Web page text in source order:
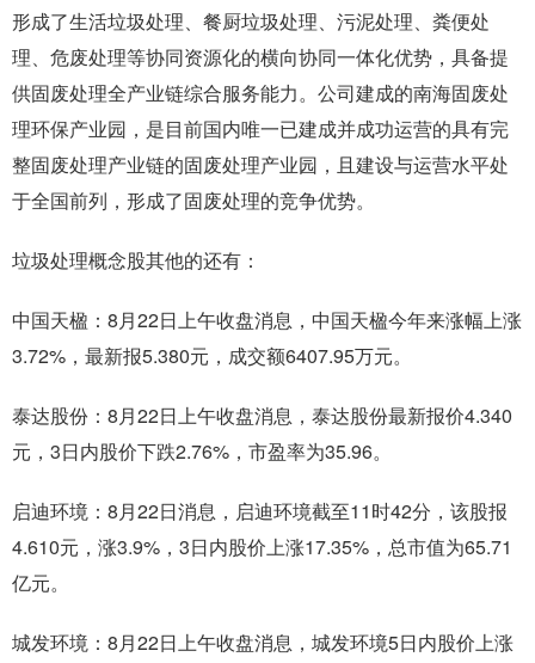
形成了生活垃圾处理、餐厨垃圾处理、污泥处理、粪便处
理、危废处理等协同资源化的横向协同一体化优势，具备提
供固废处理全产业链综合服务能力。公司建成的南海固废处
理环保产业园，是目前国内唯一已建成并成功运营的具有完
整固废处理产业链的固废处理产业园，且建设与运营水平处
于全国前列，形成了固废处理的竞争优势。
垃圾处理概念股其他的还有：
中国天楹：8月22日上午收盘消息，中国天楹今年来涨幅上涨
3.72%，最新报5.380元，成交额6407.95万元。
泰达股份：8月22日上午收盘消息，泰达股份最新报价4.340
元，3日内股价下跌2.76%，市盈率为35.96。
启迪环境：8月22日消息，启迪环境截至11时42分，该股报
4.610元，涨3.9%，3日内股价上涨17.35%，总市值为65.71
亿元。
城发环境：8月22日上午收盘消息，城发环境5日内股价上涨